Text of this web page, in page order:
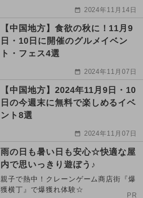
2024年11月14日
【中国地方】食欲の秋に！11月9
日・10日に開催のグルメイベン
ト・フェス4選
2024年11月07日
【中国地方】2024年11月9日・10
日の今週末に無料で楽しめるイベ
ント8選
2024年11月07日
雨の日も暑い日も安心☆快適な屋
内で思いっきり遊ぼう♪
親子で熱中！クレーンゲーム商店街『爆
獲横丁』で爆獲れ体験☆
PR